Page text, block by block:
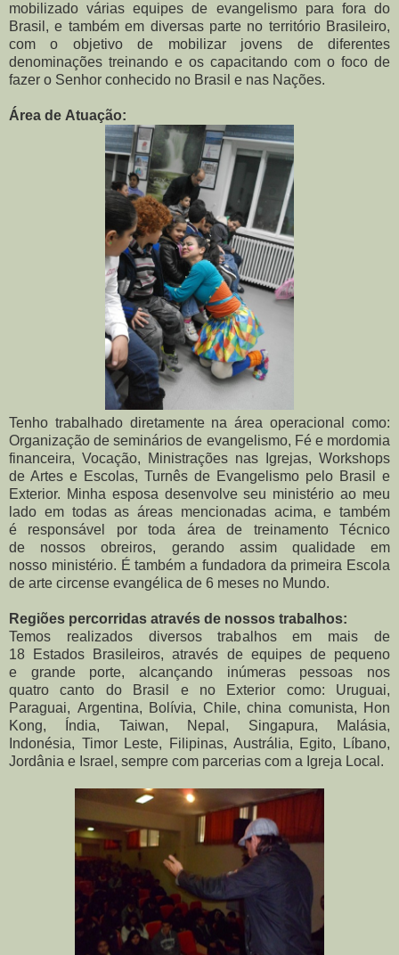
mobilizado várias equipes de evangelismo para fora do
Brasil, e também em diversas parte no território Brasileiro,
como objetivo de mobilizar jovens de diferentes
denominações treinando e os capacitando com o foco de
fazer o Senhor conhecido no Brasil e nas Nações.
Área de Atuação:
Tenho trabalhado diretamente na área operacional como:
Organização de seminários de evangelismo, Fé e mordomia
financeira, Vocação, Ministrações nas Igrejas, Workshops
de Artes e Escolas, Turnês de Evangelismo pelo Brasil e
Exterior. Minha esposa desenvolve seu ministério ao meu
lado em todas as áreas mencionadas acima, e também
é responsável por toda área de treinamento Técnico
de nossos obreiros, gerando assim qualidade em
nosso ministério. É também a fundadora da primeira Escola
de arte circense evangélica de 6 meses no Mundo.
Regiões percorridas através de nossos trabalhos:
Temos realizados diversos trabalhos em mais de
18 Estados Brasileiros, através de equipes de pequeno
e grande porte, alcançando inúmeras pessoas nos
quatro canto do Brasil e no Exterior como: Uruguai,
Paraguai, Argentina, Bolívia, Chile, china comunista, Hon
Kong, Índia, Taiwan, Nepal, Singapura, Malásia,
Indonésia, Timor Leste, Filipinas, Austrália, Egito, Líbano,
Jordânia e Israel, sempre com parcerias com a Igreja Local.